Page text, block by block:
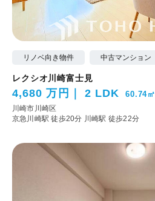
リノベ向き物件 中古マンション
レクシオ川崎富士見
4,680 万円 2 LDK 60.74㎡
川崎市川崎区
京急川崎駅 徒歩20分 川崎駅 徒歩22分